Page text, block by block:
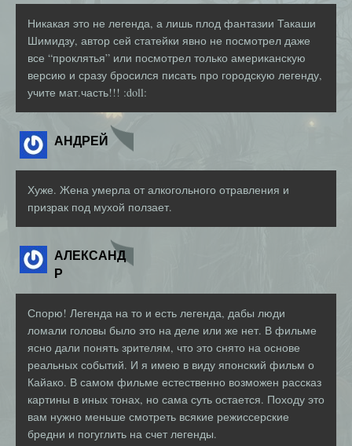
Никакая это не легенда, а лишь плод фантазии Такаши
Шимидзу, автор сей статейки явно не посмотрел даже
все “проклятья” или посмотрел только американскую
версию и сразу бросился писать про городскую легенду,
учите мат.часть!!! :doll:
АНДРЕЙ
Хуже. Жена умерла от алкогольного отравления и
призрак под мухой ползает.
АЛЕКСАНД
Р
Спорю! Легенда на то и есть легенда, дабы люди
ломали головы было это на деле или же нет. В фильме
ясно дали понять зрителям, что это снято на основе
реальных событий. И я имею в виду японский фильм о
Кайако. В самом фильме естественно возможен рассказ
картины в иных тонах, но сама суть остается. Походу это
вам нужно меньше смотреть всякие режиссерские
бредни и погуглить на счет легенды.